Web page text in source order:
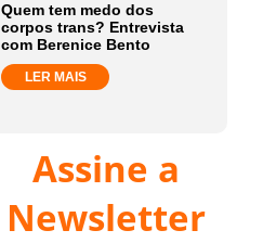
Quem tem medo dos
corpos trans? Entrevista
com Berenice Bento
LER MAIS
Assine a
Newsletter